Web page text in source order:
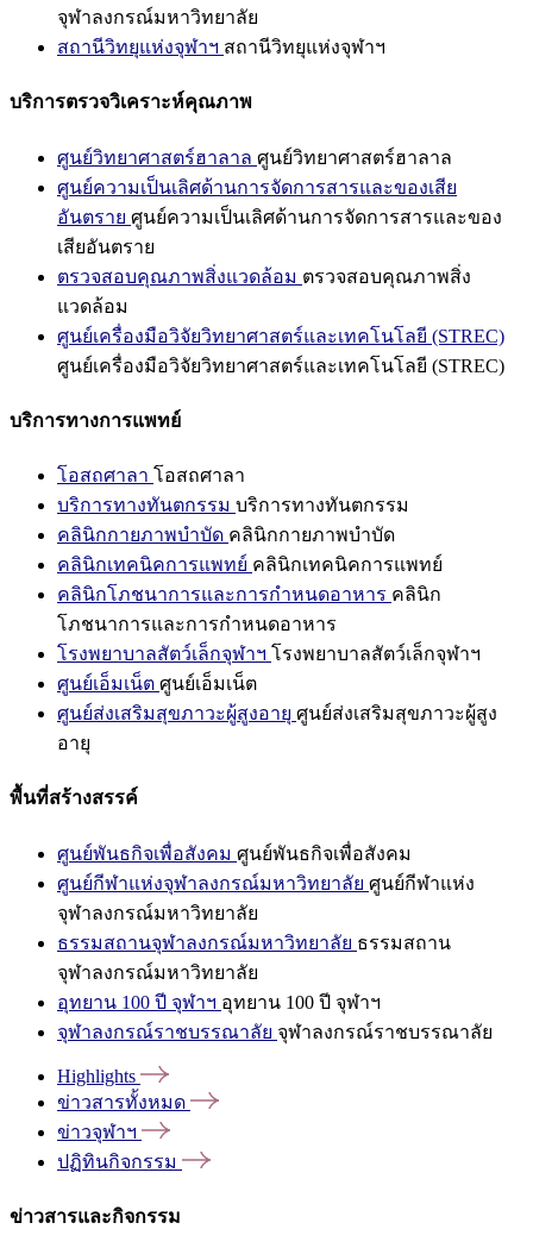
จุฬาลงกรณ์มหาวิทยาลัย
สถานีวิทยุแห่งจุฬาฯ สถานีวิทยุแห่งจุฬาฯ
บริการตรวจวิเคราะห์คุณภาพ
ศูนย์วิทยาศาสตร์ฮาลาล ศูนย์วิทยาศาสตร์ฮาลาล
ศูนย์ความเป็นเลิศด้านการจัดการสารและของเสีย
อันตราย ศูนย์ความเป็นเลิศด้านการจัดการสารและของ
เสียอันตราย
ตรวจสอบคุณภาพสิ่งแวดล้อม ตรวจสอบคุณภาพสิ่ง
แวดล้อม
ศูนย์เครื่องมือวิจัยวิทยาศาสตร์และเทคโนโลยี (STREC)
ศูนย์เครื่องมือวิจัยวิทยาศาสตร์และเทคโนโลยี (STREC)
บริการทางการแพทย์
โอสถศาลา โอสถศาลา
บริการทางทันตกรรม บริการทางทันตกรรม
คลินิกกายภาพบำบัด คลินิกกายภาพบำบัด
คลินิกเทคนิคการแพทย์ คลินิกเทคนิคการแพทย์
คลินิกโภชนาการและการกำหนดอาหาร คลินิก
โภชนาการและการกำหนดอาหาร
โรงพยาบาลสัตว์เล็กจุฬาฯ โรงพยาบาลสัตว์เล็กจุฬาฯ
ศูนย์เอ็มเน็ต ศูนย์เอ็มเน็ต
ศูนย์ส่งเสริมสุขภาวะผู้สูงอายุ ศูนย์ส่งเสริมสุขภาวะผู้สูง
อายุ
พื้นที่สร้างสรรค์
ศูนย์พันธกิจเพื่อสังคม ศูนย์พันธกิจเพื่อสังคม
ศูนย์กีฬาแห่งจุฬาลงกรณ์มหาวิทยาลัย ศูนย์กีฬาแห่ง
จุฬาลงกรณ์มหาวิทยาลัย
ธรรมสถานจุฬาลงกรณ์มหาวิทยาลัย ธรรมสถาน
จุฬาลงกรณ์มหาวิทยาลัย
อุทยาน 100 ปี จุฬาฯ อุทยาน 100 ปี จุฬาฯ
จุฬาลงกรณ์ราชบรรณาลัย จุฬาลงกรณ์ราชบรรณาลัย
Highlights
ข่าวสารทั้งหมด
ข่าวจุฬาฯ
ปฏิทินกิจกรรม
ข่าวสารและกิจกรรม